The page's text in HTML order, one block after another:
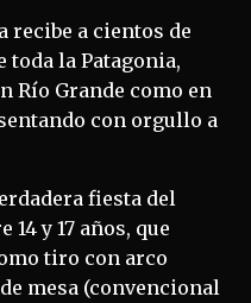
recibe a cientos de
la Patagonia,
Río Grande como en
con orgullo a
fiesta del
y 17 años, que
tiro con arco
mesa (convencional